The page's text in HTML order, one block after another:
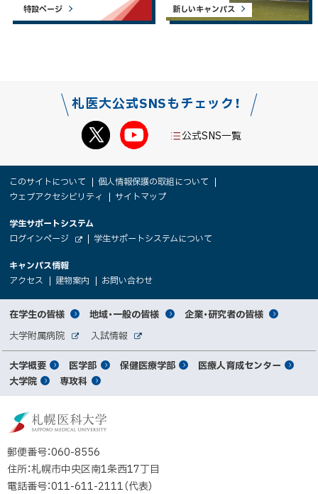
特設ページ
新しいキャンパス
札医大公式SNSもチェック！
公式SNS一覧
サ
イ
ト
報
このサイトについて
個人情報保護の取組について
ウェブアクセシビリティ
サイトマップ
大
学
関
者
向
け
学生サポートシステム
ログインページ
イ
ト
（
新
ィ
ド
ウ
で
開
き
ま
す
学生サポートシステムについて
キャンパス情報
アクセス
（
新
規
ウ
ィ
ン
ド
ウ
で
開
き
ま
）
建物案内
（
新
規
ウ
ィ
ン
ド
ウ
で
き
ま
）
お問い合わせ
規
ウ
ィ
ウ
で
開
ま
サ
イ
ト
マ
プ
対
象
者
別
メ
ュ
ー
在学生の皆様 地域・一般の皆様 企業・研究者の皆様
関
連
サ
大学附属病院
サ
イ
ト
入試情報
サ
メ
イ
メ
ュ
ー
大学概要 医学部 保健医療学部
医療人育成センター
大学院
専攻科
立
大
郵便番号：060-8556
住所：札幌市中央区南1条西17丁目
電話番号：011-611-2111（代表）